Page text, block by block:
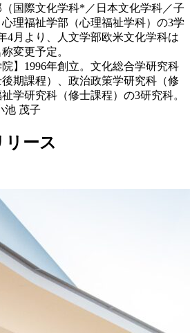
国際文化学科*／日本文化学科／子
理福祉学部（心理福祉学科）の3学
4月より、人文学部欧米文化学科は
変更予定。
院】1996年創立。文化総合学研究科
後期課程）、政治政策学研究科（修
学研究科（修士課程）の3研究科。
池 茂子
ース